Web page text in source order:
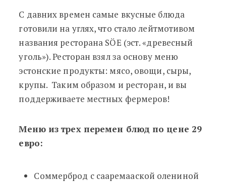
С давних времен самые вкусные блюда
готовили на углях, что стало лейтмотивом
названия ресторана SÖE (эст.«древесный
уголь»). Ресторан взял за основу меню
эстонские продукты: мясо, овощи, сыры,
крупы. Таким образом и ресторан, и вы
поддерживаете местных фермеров!
Меню из трех перемен блюд по цене 29
евро:
Соммерброд с сааремааской олениной